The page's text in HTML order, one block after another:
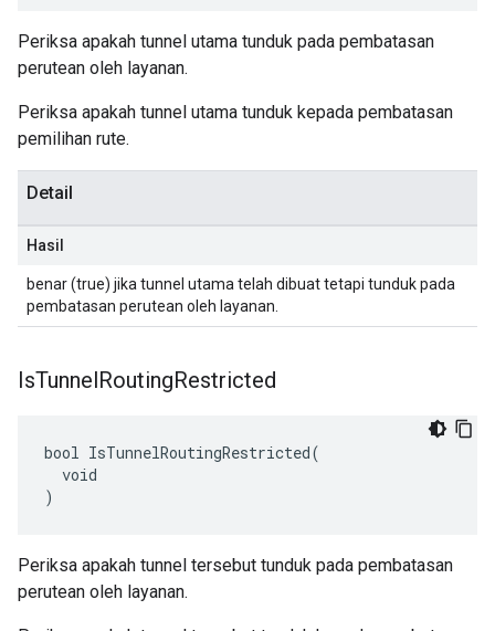
Periksa apakah tunnel utama tunduk pada pembatasan
perutean oleh layanan.
Periksa apakah tunnel utama tunduk kepada pembatasan
pemilihan rute.
Detail
Hasil
benar (true) jika tunnel utama telah dibuat tetapi tunduk pada
pembatasan perutean oleh layanan.
IsTunnelRoutingRestricted
bool IsTunnelRoutingRestricted(
  void
)
Periksa apakah tunnel tersebut tunduk pada pembatasan
perutean oleh layanan.